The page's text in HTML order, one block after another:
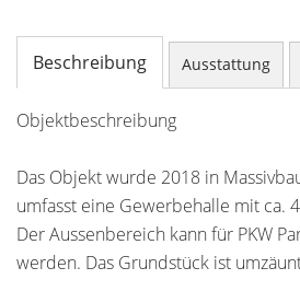
Beschreibung Ausstattung
Objektbeschreibung
Das Objekt wurde 2018 in
umfasst eine Gewerbehalle mit ca.
Der Aussenbereich kann für PKW
werden. Das Grundstück ist